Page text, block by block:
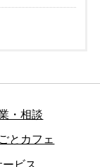
・相談
とカフェ
ビス